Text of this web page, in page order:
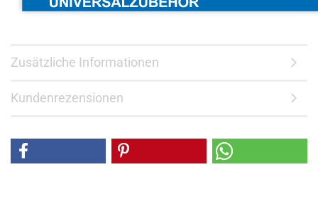
Zusätzliche Informationen
Kundenrezensionen